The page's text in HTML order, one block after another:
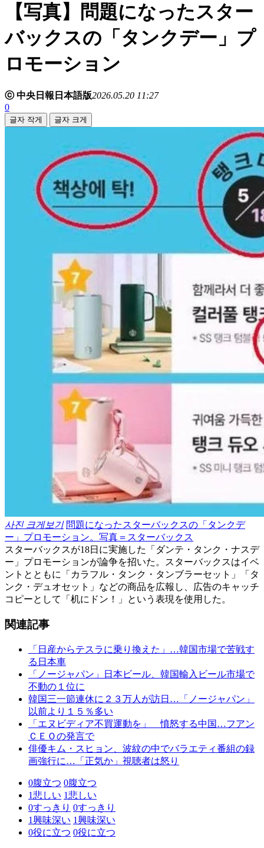
【写真】問題になったスター
バックスの「タンクデー」プ
ロモーション
ⓒ 中央日報日本語版2026.05.20 11:27
0
글자 작게 글자 크게
사진 크게보기 問題になったスターバックスの「タンクデ
ー」プロモーション。写真＝スターバックス
スターバックスが18日に実施した「ダンテ・タンク・ナスデ
ー」プロモーションが論争を招いた。スターバックスはイベ
ントとともに「カラフル・タンク・タンブラーセット」「タ
ンク・デュオセット」などの商品を広報し、広告のキャッチ
コピーとして「机にドン！」という表現を使用した。
関連記事
「日産からテスラに乗り換えた」…韓国市場で苦戦す
る日本車
「ノージャパン」日本ビール、韓国輸入ビール市場で
不動の１位に
韓国三一節連休に２３万人が訪日…「ノージャパン」
以前より１５％多い
「エヌビディア不買運動を」 憤怒する中国…フアン
ＣＥＯの発言で
俳優キム・スヒョン、波紋の中でバラエティ番組の録
画強行に…「正気か」視聴者は怒り
0腹立つ 0腹立つ
1悲しい 1悲しい
0すっきり 0すっきり
1興味深い 1興味深い
0役に立つ 0役に立つ